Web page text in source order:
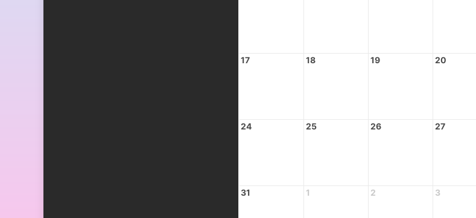
17 18 19 20
24 25 26 27
31 1 2 3